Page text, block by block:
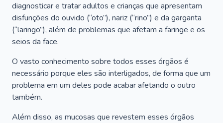
diagnosticar e tratar adultos e crianças que apresentam
disfunções do ouvido (“oto”), nariz (“rino”) e da garganta
(“laringo”), além de problemas que afetam a faringe e os
seios da face.
O vasto conhecimento sobre todos esses órgãos é
necessário porque eles são interligados, de forma que um
problema em um deles pode acabar afetando o outro
também.
Além disso, as mucosas que revestem esses órgãos